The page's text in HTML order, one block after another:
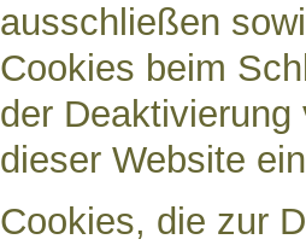
ausschließen
Cookies beim
der
dieser Website
Cookies, die zur